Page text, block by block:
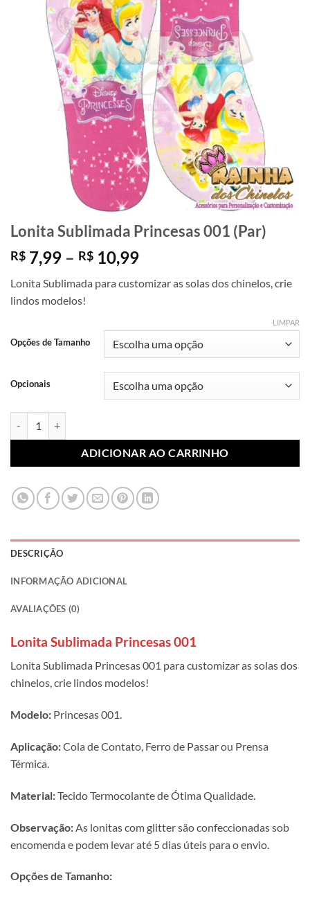
Lonita Sublimada Princesas 001 (Par)
R$ 7,99 – R$ 10,99Faixa
preço:
R$ 10,99
Lonita Sublimada para customizar as solas dos chinelos, crie
lindos modelos!
Opções de Tamanho
Opcionais
LIMPAR
ADICIONAR AO CARRINHO
DESCRIÇÃO
INFORMAÇÃO ADICIONAL
AVALIAÇÕES (0)
Lonita Sublimada Princesas 001
Lonita Sublimada Princesas 001 para customizar as solas dos
chinelos, crie lindos modelos!
Modelo: Princesas 001.
Aplicação:Cola de Contato, Ferro de Passar ou Prensa
Térmica.
Material:Tecido Termocolante de Ótima Qualidade.
Observação: As lonitas com glitter são confeccionadas sob
encomenda e podem levar até 5 dias úteis para o envio.
Opções de Tamanho: